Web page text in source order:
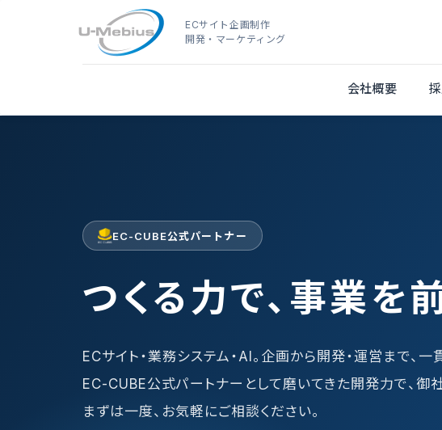
ECサイト企画制作
開発・マーケティング
会社概要
EC-CUBE公式パートナー
つくる力で、事業を
ECサイト・業務システム・AI。企画から開発・運営まで、一
EC-CUBE公式パートナーとして磨いてきた開発力で、御社
まずは一度、お気軽にご相談ください。